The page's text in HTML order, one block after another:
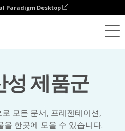
Paradigm Desktop
성 제품군
모든 문서, 프레젠테이션,
을 한곳에 모을 수 있습니다.